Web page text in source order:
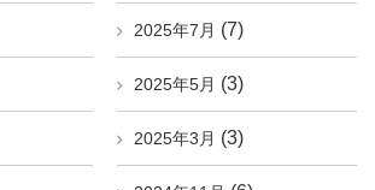
2025年7月 (7)
2025年5月 (3)
2025年3月 (3)